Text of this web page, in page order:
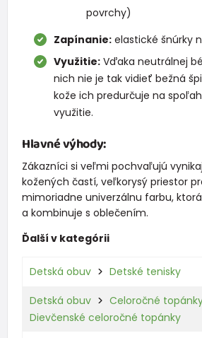
povrchy)
Zapínanie: elastické šnúrky
Využitie: Vďaka neutrálnej
nich nie je tak vidieť bežná
kože ich predurčuje na
využitie.
Hlavné výhody:
Zákazníci si veľmi pochvaľujú
kožených častí, veľkorysý priestor
mimoriadne univerzálnu farbu,
a kombinuje s oblečením.
Ďalší v kategórii
Detská obuv Detské tenisky
Detská obuv
Celoročné
Dievčenské celoročné topánky